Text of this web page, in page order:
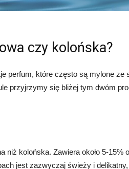
czy kolońska?
perfum, które często są mylone ze
przyjrzymy się bliżej tym dwóm
niż kolońska. Zawiera około 5-15%
jest zazwyczaj świeży i